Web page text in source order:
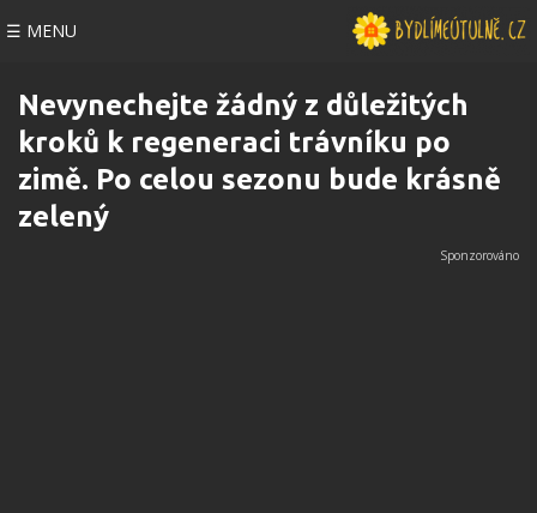
☰ MENU
Nevynechejte žádný z důležitých
kroků k regeneraci trávníku po
zimě. Po celou sezonu bude krásně
zelený